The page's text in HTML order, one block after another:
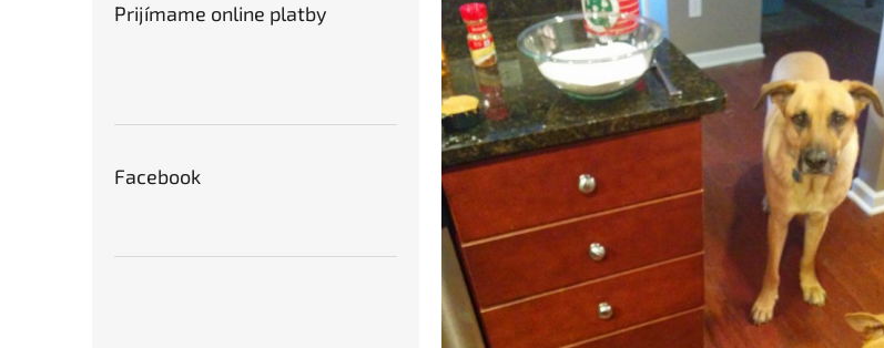
Prijímame online platby
Facebook